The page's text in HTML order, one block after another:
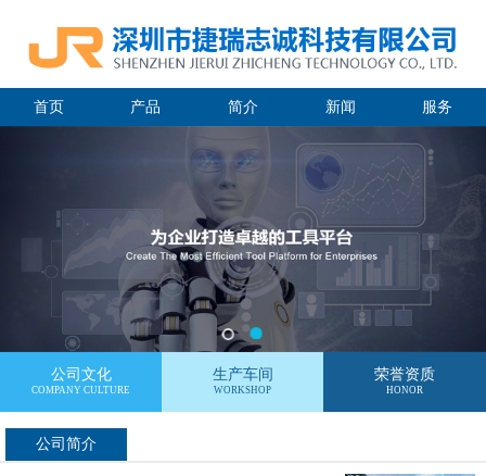
首页 产品 简介 新闻 服务
公司文化
COMPANY CULTURE
生产车间
WORKSHOP
荣誉资质
HONOR
公司简介